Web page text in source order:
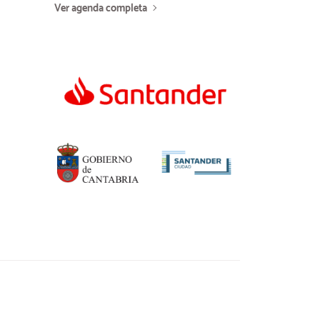
Ver agenda completa